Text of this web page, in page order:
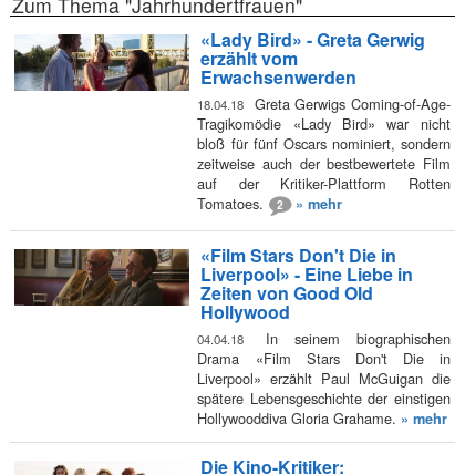
«Lady Bird» - Greta Gerwig
erzählt vom
Erwachsenwerden
18.04.18
Greta Gerwigs Coming-of-Age-
Tragikomödie «Lady Bird» war nicht
bloß für fünf Oscars nominiert, sondern
zeitweise auch der bestbewertete Film
auf der Kritiker-Plattform Rotten
Tomatoes.
2 » mehr
«Film Stars Don't Die in
Liverpool» - Eine Liebe in
Zeiten von Good Old
Hollywood
04.04.18
In seinem biographischen
Drama «Film Stars Don't Die in
Liverpool» erzählt Paul McGuigan die
spätere Lebensgeschichte der einstigen
Hollywooddiva Gloria Grahame. » mehr
Die Kino-Kritiker: